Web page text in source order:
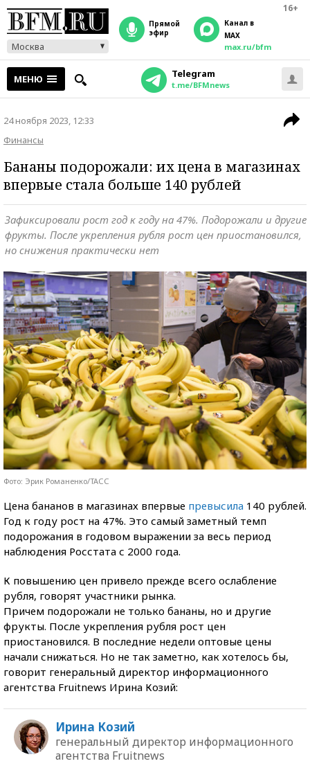
16+
Москва
прямой
эфир
Канал в
MAX
max.ru/bfm
МЕНЮ Telegram
t.me/BFMnews
24 ноября 2023, 12:33
Финансы
Бананы подорожали: их цена в магазинах
впервые стала больше 140 рублей
Зафиксировали рост год к году на 47%. Подорожали и другие
фрукты. После укрепления рубля рост цен приостановился,
но снижения практически нет
Фото: Эрик Романенко/ТАСС
Цена бананов в магазинах впервые превысила 140 рублей.
Год к году рост на 47%. Это самый заметный темп
подорожания в годовом выражении за весь период
наблюдения Росстата с 2000 года.
К повышению цен привело прежде всего ослабление
рубля, говорят участники рынка.
Причем подорожали не только бананы, но и другие
фрукты. После укрепления рубля рост цен
приостановился. В последние недели оптовые цены
начали снижаться. Но не так заметно, как хотелось бы,
говорит генеральный директор информационного
агентства Fruitnews Ирина Козий:
Ирина Козий
генеральный директор информационного
агентства Fruitnews